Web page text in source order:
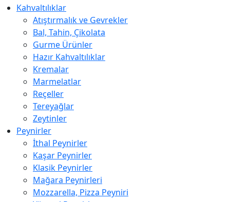
Kahvaltılıklar
Atıştırmalık ve Gevrekler
Bal, Tahin, Çikolata
Gurme Ürünler
Hazır Kahvaltılıklar
Kremalar
Marmelatlar
Reçeller
Tereyağlar
Zeytinler
Peynirler
İthal Peynirler
Kaşar Peynirler
Klasik Peynirler
Mağara Peynirleri
Mozzarella, Pizza Peyniri